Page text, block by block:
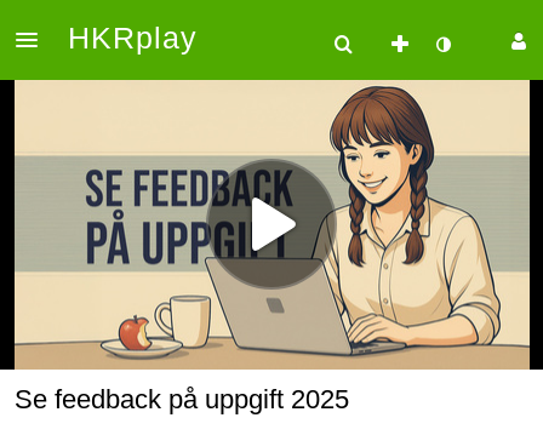
HKRplay
Se feedback på uppgift 2025